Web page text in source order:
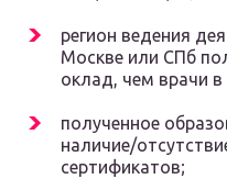
регион ведения
Москве или СПб
оклад, чем врачи
полученное
наличие/
сертификатов;